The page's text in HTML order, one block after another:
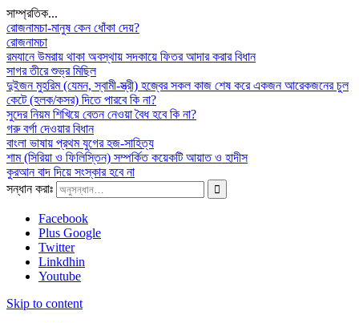
সাম্প্রতিক...
রোজনামচা-মানুষ কেন ধোঁকা দেয়?
রোজনামচা
রমযানে উমরায় থাকা অবস্থায় সদকায়ে ফিতর আদার করার বিধান
সাগর তীরে শুভ্র মিছিল
দুইজন মুহরিম (যেমন, স্বামী-স্ত্রী) হজ্বের সকল কাজ শেষ করে একজন আরেকজনের চুল
কেটে (হলক/কসর) দিতে পারবে কি না?
সুদের নিয়ম শিখিয়ে বেতন নেওয়া বৈধ হবে কি না?
গরু বর্গা দেওয়ার বিধান
বাংলা ভাষায় প্রথম যুগের হজ-সাহিত্য
শাম (সিরিয়া ও ফিলিস্তিন) সম্পর্কিত কয়েকটি আয়াত ও হাদীস
কুরআন বাদ দিয়ে সংস্কার হবে না
সন্ধান করাঃ
Facebook
Plus Google
Twitter
Linkdhin
Youtube
Skip to content